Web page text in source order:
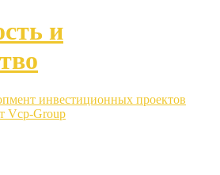
и
инвестиционных проектов
Vcp-Group